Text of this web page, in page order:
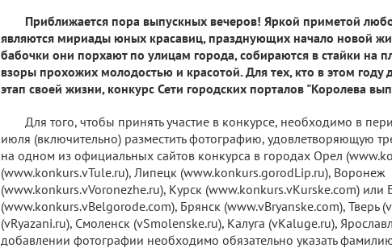
Приближается пора выпускных вечеров! Яркой приметой
являются мириады юных красавиц, празднующих начало новой
бабочки они порхают по улицам города, собираются в стайки на
взоры прохожих молодостью и красотой. Для тех, кто в этом году
этап своей жизни, конкурс Сети городских порталов "Королева
Для того, чтобы принять участие в конкурсе, необходимо в
июля (включительно) разместить фотографию, удовлетворяющую
на одном из официальных сайтов конкурса в городах Орел
(www.konkurs.vTule.ru), Липецк (www.konkurs.gorodLip.ru), Воронеж
(www.konkurs.vVoronezhe.ru), Курск (www.konkurs.vKurske.com) или
(www.konkurs.vBelgorode.com), Брянск (www.vBryanske.com), Тверь
(vRyazani.ru), Смоленск (vSmolenske.ru), Калуга (vKaluge.ru),
добавлении фотографии необходимо обязательно указать